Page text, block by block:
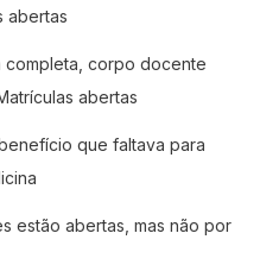
abertas
completa, corpo docente
abertas
que faltava para
estão abertas, mas não por